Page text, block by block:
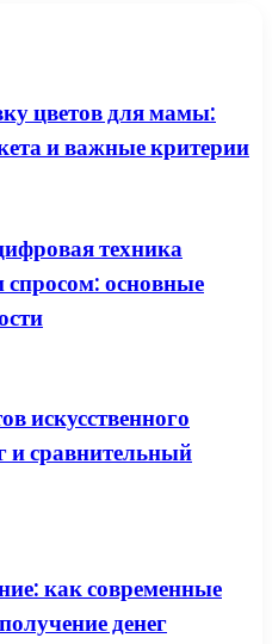
цветов для мамы:
и важные критерии
техника
спросом: основные
искусственного
и сравнительный
как современные
денег